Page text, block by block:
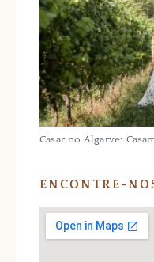
Casar no Algarve:
ENCONTRE-